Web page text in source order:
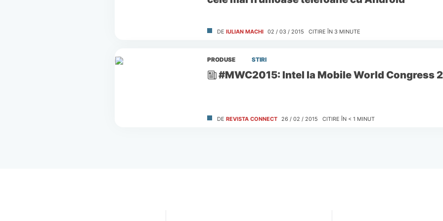
DE IULIAN MACHI 02 / 03 / 2015 CITIRE ÎN 3 MINUTE
PRODUSE STIRI
#MWC2015: Intel la Mobile World Congress
DE REVISTA CONNECT 26 / 02 / 2015 CITIRE ÎN < 1 MINUT